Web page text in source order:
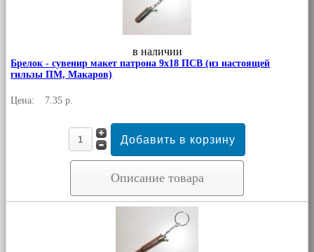
в наличии
Брелок - сувенир макет патрона 9х18 ПСВ (из настоящей
гильзы ПМ, Макаров)
Цена: 7.35 р.
Описание товара